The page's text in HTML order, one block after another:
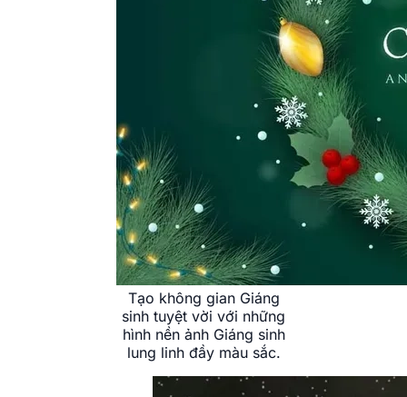
Tạo không gian Giáng
sinh tuyệt vời với những
hình nền ảnh Giáng sinh
lung linh đầy màu sắc.